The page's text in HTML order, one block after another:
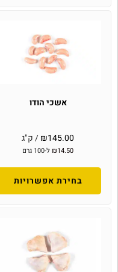
אשכי הודו
₪145.00 / ק"ג
₪14.50 ל-100 גרם
בחירת אפשרויות